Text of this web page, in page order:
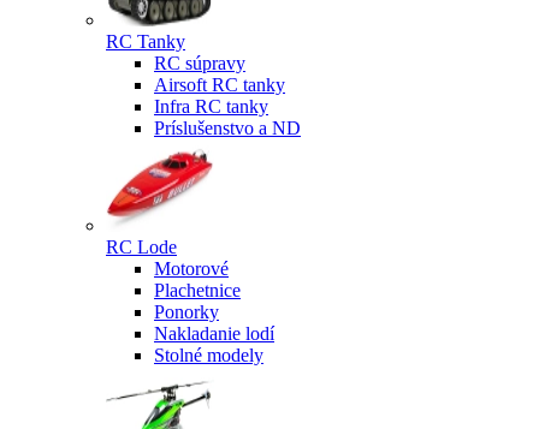
RC Tanky
RC súpravy
Airsoft RC tanky
Infra RC tanky
Príslušenstvo a ND
RC Lode
Motorové
Plachetnice
Ponorky
Nakladanie lodí
Stolné modely